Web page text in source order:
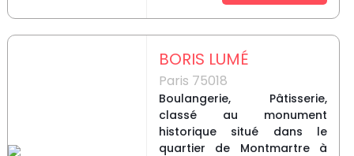
BORIS LUMÉ
Paris 75018
Boulangerie, Pâtisserie,
classé au monument
historique situé dans le
quartier de Montmartre à